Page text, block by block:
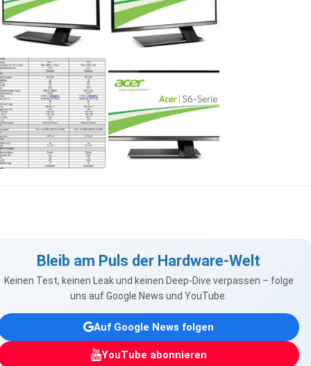
Bleib am Puls der Hardware-Welt
Keinen Test, keinen Leak und keinen Deep-Dive verpassen – folge
uns auf Google News und YouTube.
Auf Google News folgen
YouTube abonnieren